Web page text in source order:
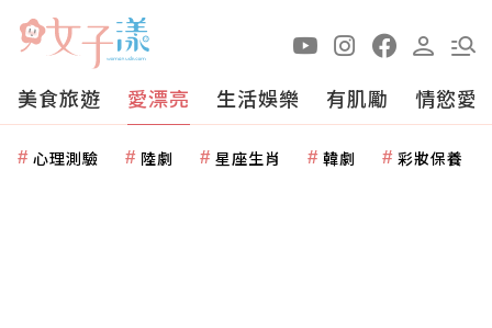
美食旅遊 愛漂亮 生活娛樂 有肌勵 情慾愛
心理測驗 陸劇 星座生肖 韓劇 彩妝保養